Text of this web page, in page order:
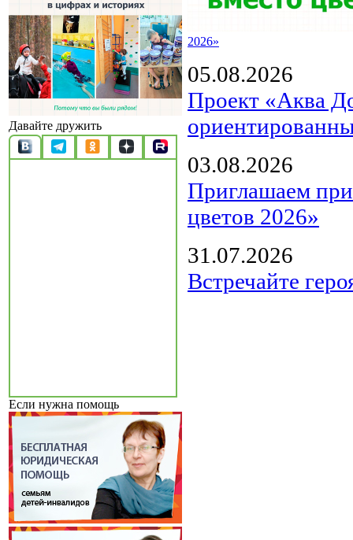
Давайте дружить
Если нужна помощь
2026»
05.08.2026
Проект «Аква
03.08.2026
Приглашаем
цветов 2026»
31.07.2026
Встречайте